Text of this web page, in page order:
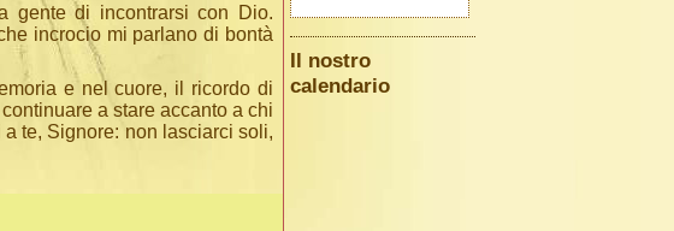
gente di incontrarsi con Dio.
incrocio mi parlano di bontà
e nel cuore, il ricordo di
a stare accanto a chi
te, Signore: non lasciarci soli,
Il nostro
calendario